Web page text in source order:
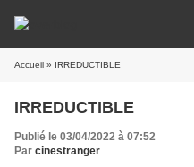
Accueil » IRREDUCTIBLE
IRREDUCTIBLE
Publié le 03/04/2022 à 07:52
Par cinestranger